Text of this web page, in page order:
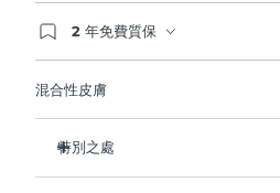
2 年免費質保
混合性皮膚
特別之處